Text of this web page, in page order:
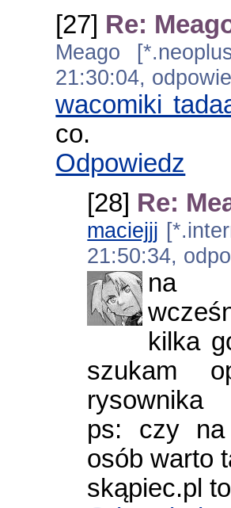
[27] Re:
Meago
21:30:04,
wacomiki
co.
Odpowiedz
[28] Re:
maciejjj
21:50:34,
na
kilka
szukam
rysownika
ps: czy na
osób warto
skąpiec.pl